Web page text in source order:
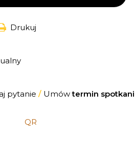
Drukuj
pytanie /Umówtermin